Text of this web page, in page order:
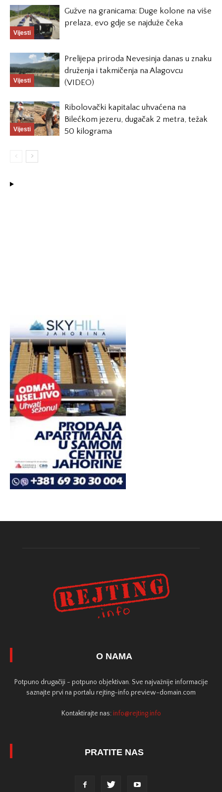
Vijesti
Gužve na granicama: Duge kolone na više
prelaza, evo gdje se najduže čeka
Vijesti
Prelijepa priroda Nevesinja danas u znaku
druženja i takmičenja na Alagovcu
(VIDEO)
Vijesti
Ribolovački kapitalac uhvaćena na
Bilećkom jezeru, dugačak 2 metra, težak
50 kilograma
O NAMA
Potpuno drugačiji - potpuno objektivan. Sve najvažnije informacije
saznajte prvi na portalu rejting-info.preview-domain.com
Kontaktirajte nas: info@rejting.info
PRATITE NAS